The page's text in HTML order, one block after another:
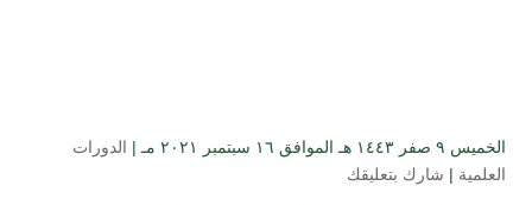
الخميس ۹ صفر ۱٤٤۳ هـ الموافق ۱٦ سبتمبر ۲۰۲۱ مـ |
الدورات
العلمية | شارك بتعليقك